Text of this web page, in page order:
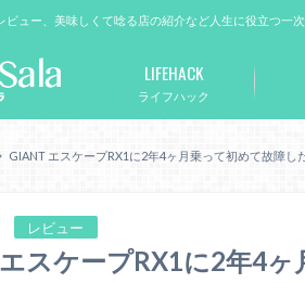
ビュー、美味しくて唸る店の紹介など人生に役立つ一
ライフハック
LIFEHACK
GIANT エスケープRX1に2年4ヶ月乗って初めて故障し
レビュー
スケープRX1に2年4ヶ